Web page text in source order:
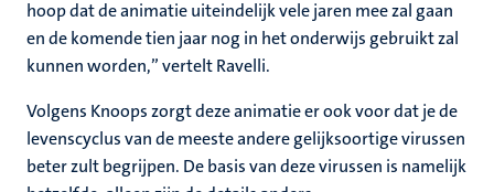
hoop dat de animatie uiteindelijk vele jaren mee zal gaan
en de komende tien jaar nog in het onderwijs gebruikt zal
kunnen worden,” vertelt Ravelli.
Volgens Knoops zorgt deze animatie er ook voor dat je de
levenscyclus van de meeste andere gelijksoortige virussen
beter zult begrijpen. De basis van deze virussen is namelijk